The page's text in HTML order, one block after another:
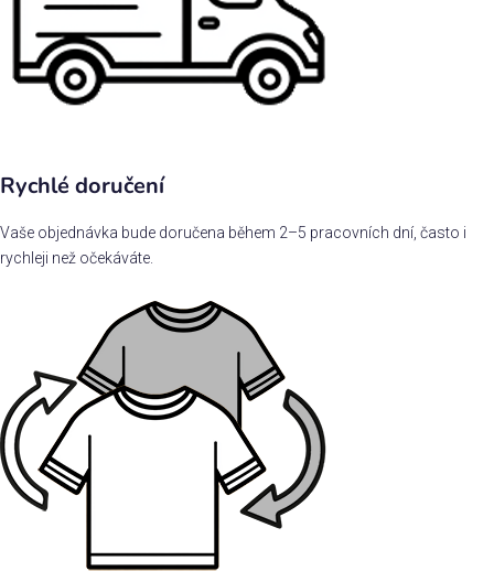
Rychlé doručení
Vaše objednávka bude doručena během 2–5 pracovních dní, často i
rychleji než očekáváte.